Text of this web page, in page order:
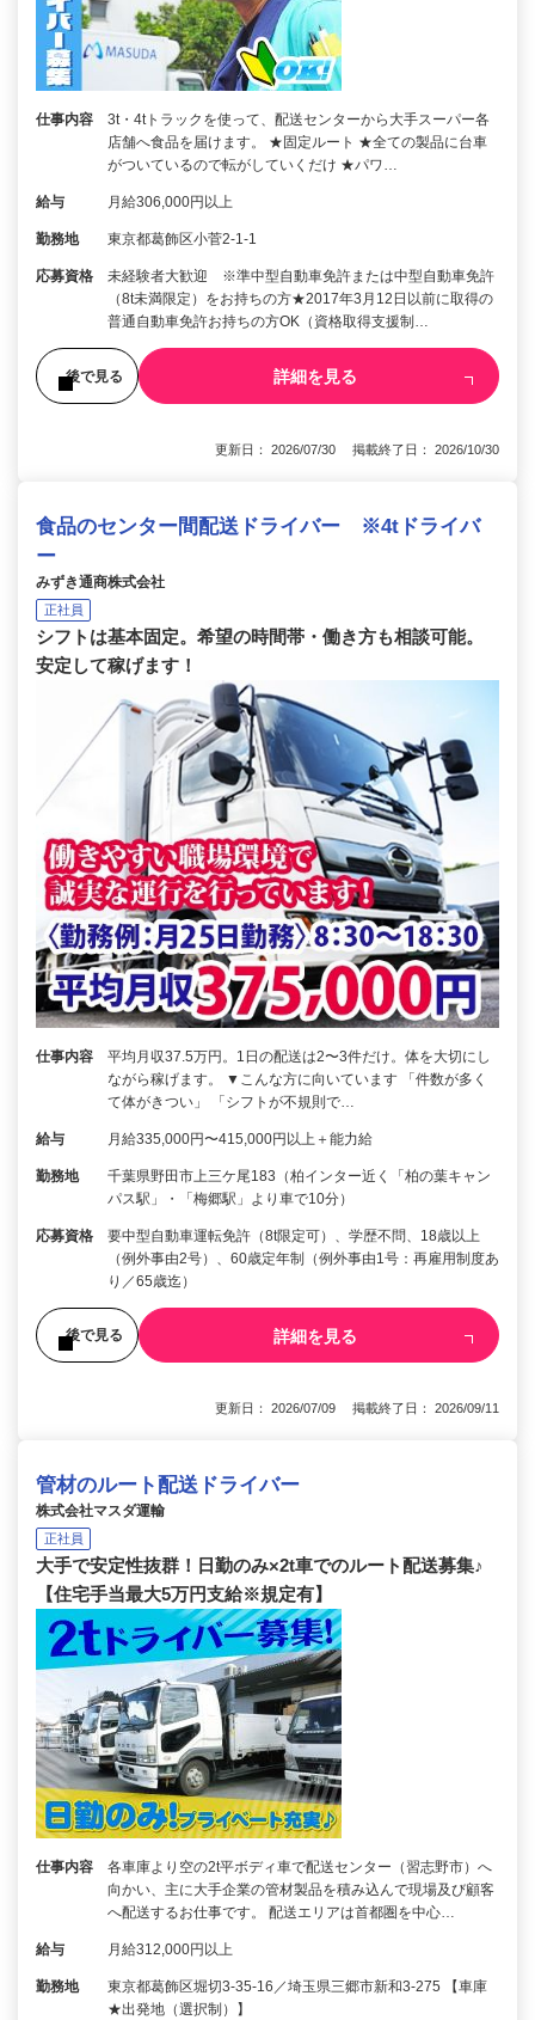
仕事内容
3t・4tトラックを使って、配送センターから大手スーパー各
店舗へ食品を届けます。 ★固定ルート ★全ての製品に台車
がついているので転がしていくだけ ★パワ…
給与 月給306,000円以上
勤務地 東京都葛飾区小菅2-1-1
応募資格
未経験者大歓迎 ※準中型自動車免許または中型自動車免許
（8t未満限定）をお持ちの方★2017年3月12日以前に取得の
普通自動車免許お持ちの方OK（資格取得支援制…
後で見る 詳細を見る
更新日： 2026/07/30 掲載終了日： 2026/10/30
食品のセンター間配送ドライバー ※4tドライバ
ー
みずき通商株式会社
正社員
シフトは基本固定。希望の時間帯・働き方も相談可能。
安定して稼げます！
仕事内容
平均月収37.5万円。1日の配送は2〜3件だけ。体を大切にし
ながら稼げます。 ▼こんな方に向いています 「件数が多く
て体がきつい」 「シフトが不規則で…
給与 月給335,000円〜415,000円以上＋能力給
勤務地
千葉県野田市上三ケ尾183（柏インター近く「柏の葉キャン
パス駅」・「梅郷駅」より車で10分）
応募資格
要中型自動車運転免許（8t限定可）、学歴不問、18歳以上
（例外事由2号）、60歳定年制（例外事由1号：再雇用制度あ
り／65歳迄）
後で見る 詳細を見る
更新日： 2026/07/09 掲載終了日： 2026/09/11
管材のルート配送ドライバー
株式会社マスダ運輸
正社員
大手で安定性抜群！日勤のみ×2t車でのルート配送募集♪
【住宅手当最大5万円支給※規定有】
仕事内容
各車庫より空の2t平ボディ車で配送センター（習志野市）へ
向かい、主に大手企業の管材製品を積み込んで現場及び顧客
へ配送するお仕事です。 配送エリアは首都圏を中心…
給与 月給312,000円以上
勤務地
東京都葛飾区堀切3-35-16／埼玉県三郷市新和3-275 【車庫
★出発地（選択制）】